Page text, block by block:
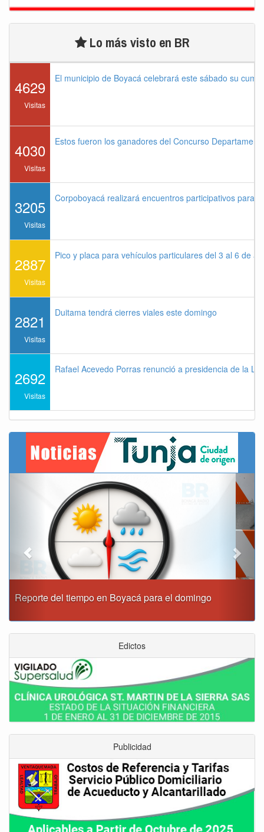
Lo más visto en BR
4629
Visitas
El municipio de Boyacá celebrará este sábado su
4030
Visitas
Estos fueron los ganadores del Concurso
3205
Visitas
Corpoboyacá realizará encuentros participativos para
2887
Visitas
Pico y placa para vehículos particulares del 3 al 6 de
2821
Visitas
Duitama tendrá cierres viales este domingo
2692
Visitas
Rafael Acevedo Porras renunció a presidencia de la
Este domingo habrá cierres viales en Tunja
Next
Edictos
Publicidad